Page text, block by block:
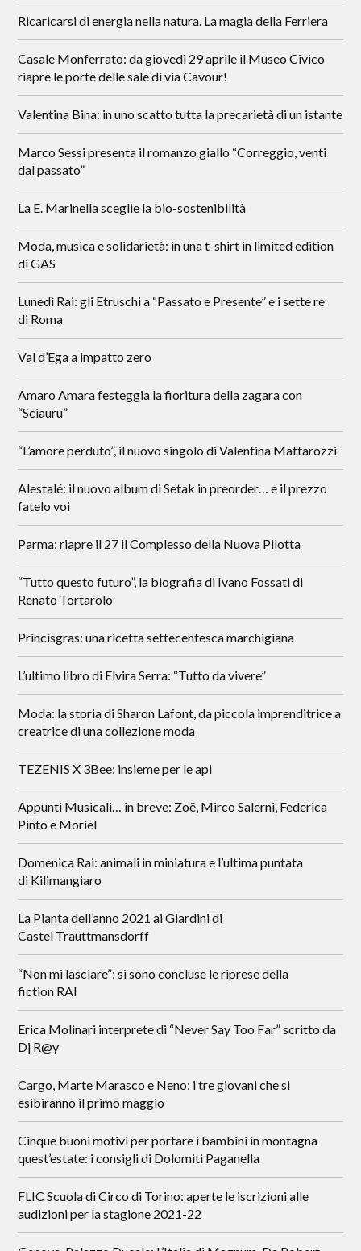
Ricaricarsi di energia nella natura. La magia della Ferriera
Casale Monferrato: da giovedì 29 aprile il Museo Civico
riapre le porte delle sale di via Cavour!
Valentina Bina: in uno scatto tutta la precarietà di un istante
Marco Sessi presenta il romanzo giallo “Correggio, venti
dal passato”
La E. Marinella sceglie la bio-sostenibilità
Moda, musica e solidarietà: in una t-shirt in limited edition
di GAS
Lunedì Rai: gli Etruschi a “Passato e Presente” e i sette re
di Roma
Val d’Ega a impatto zero
Amaro Amara festeggia la fioritura della zagara con
“Sciauru”
“L’amore perduto”, il nuovo singolo di Valentina Mattarozzi
Alestalé: il nuovo album di Setak in preorder… e il prezzo
fatelo voi
Parma: riapre il 27 il Complesso della Nuova Pilotta
“Tutto questo futuro”, la biografia di Ivano Fossati di
Renato Tortarolo
Princisgras: una ricetta settecentesca marchigiana
L’ultimo libro di Elvira Serra: “Tutto da vivere”
Moda: la storia di Sharon Lafont, da piccola imprenditrice a
creatrice di una collezione moda
TEZENIS X 3Bee: insieme per le api
Appunti Musicali… in breve: Zoë, Mirco Salerni, Federica
Pinto e Moriel
Domenica Rai: animali in miniatura e l’ultima puntata
di Kilimangiaro
La Pianta dell’anno 2021 ai Giardini di
Castel Trauttmansdorff
“Non mi lasciare”: si sono concluse le riprese della
fiction RAI
Erica Molinari interprete di “Never Say Too Far” scritto da
Dj R@y
Cargo, Marte Marasco e Neno: i tre giovani che si
esibiranno il primo maggio
Cinque buoni motivi per portare i bambini in montagna
quest’estate: i consigli di Dolomiti Paganella
FLIC Scuola di Circo di Torino: aperte le iscrizioni alle
audizioni per la stagione 2021-22